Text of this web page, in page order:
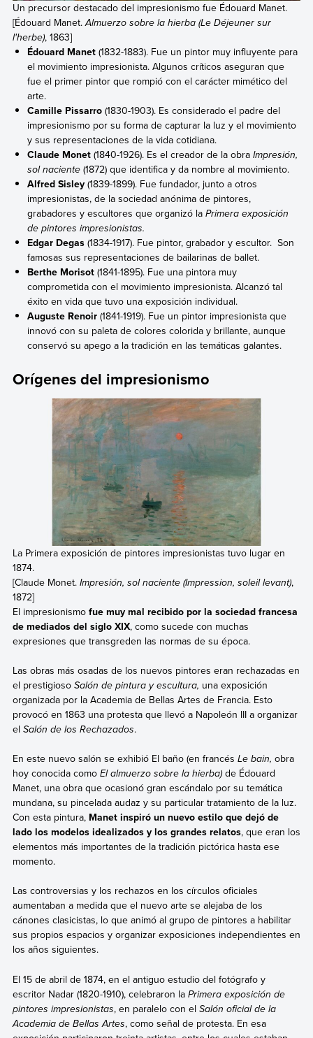
Un precursor destacado del impresionismo fue Édouard Manet.
[Édouard Manet.Almuerzo sobre la hierba (Le Déjeuner sur
l'herbe), 1863]
Édouard Manet (1832-1883). Fue un pintor muy influyente para
el movimiento impresionista. Algunos críticos aseguran que
fue el primer pintor que rompió con el carácter mimético del
arte.
Camille Pissarro (1830-1903). Es considerado el padre del
impresionismo por su forma de capturar la luz y el movimiento
y sus representaciones de la vida cotidiana.
Claude Monet(1840-1926). Es el creador de la obraImpresión,
sol naciente(1872) que identifica y da nombre al movimiento.
Alfred Sisley (1839-1899). Fue fundador, junto a otros
impresionistas, de la sociedad anónima de pintores,
grabadores y escultores que organizó laPrimera exposición
de pintores impresionistas.
Edgar Degas (1834-1917). Fue pintor, grabador y escultor. Son
famosas sus representaciones de bailarinas de ballet.
Berthe Morisot (1841-1895). Fue una pintora muy
comprometida con el movimiento impresionista. Alcanzó tal
éxito en vida que tuvo una exposición individual.
Auguste Renoir (1841-1919). Fue un pintor impresionista que
innovó con su paleta de colores colorida y brillante, aunque
conservó su apego a la tradición en las temáticas galantes.
Orígenes del impresionismo
La Primera exposición de pintores impresionistas tuvo lugar en
1874.
[Claude Monet.Impresión, sol naciente (Impression, soleil levant),
1872]
El impresionismofue muy mal recibido por la sociedad francesa
de mediados del siglo XIX, como sucede con muchas
expresiones que transgreden las normas de su época.
Las obras más osadas de los nuevos pintores eran rechazadas en
el prestigioso Salón de pintura y escultura, una exposición
organizada por la Academia de Bellas Artes de Francia. Esto
provocó en 1863 una protesta que llevó a Napoleón III a organizar
el Salón de los Rechazados.
En este nuevo salón se exhibió El baño (en francés Le bain, obra
hoy conocida como El almuerzo sobre la hierba)de Édouard
Manet, una obra que ocasionó gran escándalo por su temática
mundana, su pincelada audaz y su particular tratamiento de la luz.
Con esta pintura,Manet inspiró un nuevo estilo que dejó de
lado los modelos idealizados y los grandes relatos, que eran los
elementos más importantes de la tradición pictórica hasta ese
momento.
Las controversias y los rechazos en los círculos oficiales
aumentaban a medida que el nuevo arte se alejaba de los
cánones clasicistas, lo que animó al grupo de pintores a habilitar
sus propios espacios y organizar exposiciones independientes en
los años siguientes.
El 15 de abril de 1874, en el antiguo estudio del fotógrafo y
escritor Nadar (1820-1910), celebraron la Primera exposición de
pintores impresionistas, en paralelo con el Salón oficial de la
Academia de Bellas Artes, como señal de protesta. En esa